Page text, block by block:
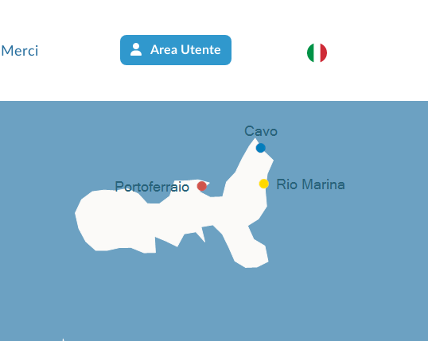
Merci Area Utente